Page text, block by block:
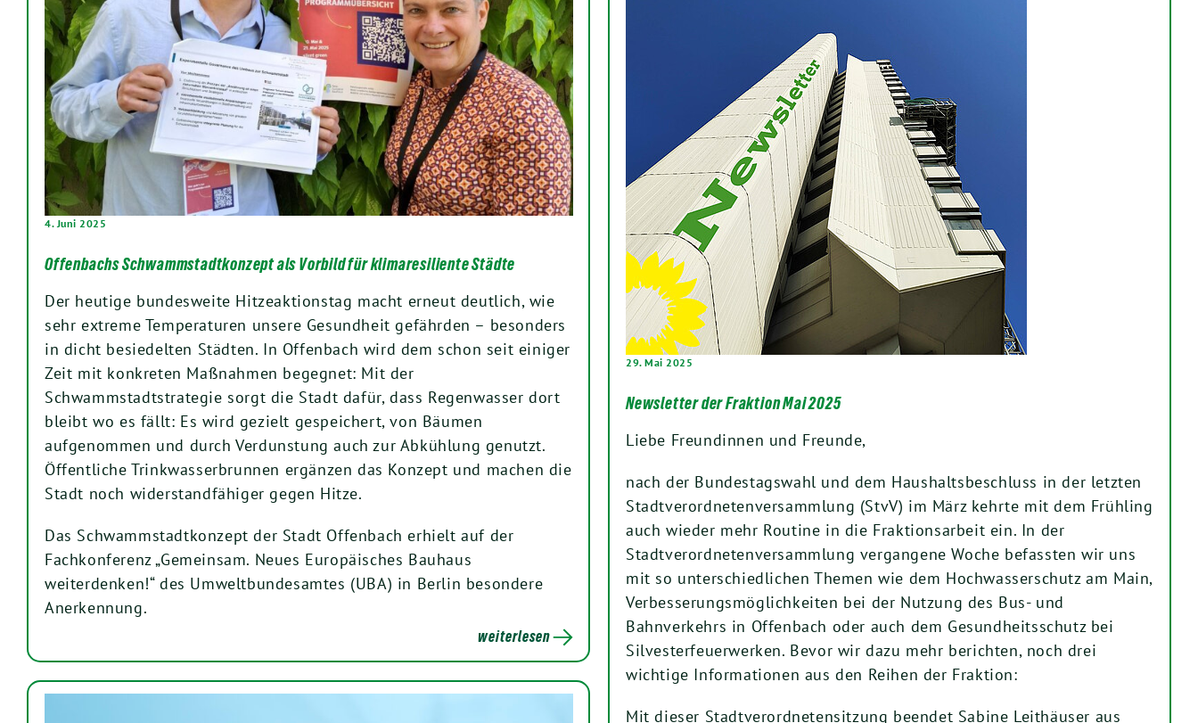
4. Juni 2025
Offenbachs Schwammstadtkonzept als Vorbild für klimaresiliente Städte
Der heutige bundesweite Hitzeaktionstag macht erneut deutlich, wie
sehr extreme Temperaturen unsere Gesundheit gefährden – besonders
in dicht besiedelten Städten. In Offenbach wird dem schon seit einiger
Zeit mit konkreten Maßnahmen begegnet: Mit der
Schwammstadtstrategie sorgt die Stadt dafür, dass Regenwasser dort
bleibt wo es fällt: Es wird gezielt gespeichert, von Bäumen
aufgenommen und durch Verdunstung auch zur Abkühlung genutzt.
Öffentliche Trinkwasserbrunnen ergänzen das Konzept und machen die
Stadt noch widerstandfähiger gegen Hitze.
Das Schwammstadtkonzept der Stadt Offenbach erhielt auf der
Fachkonferenz „Gemeinsam. Neues Europäisches Bauhaus
weiterdenken!“ des Umweltbundesamtes (UBA) in Berlin besondere
Anerkennung.
weiterlesen
29. Mai 2025
Newsletter der Fraktion Mai 2025
Liebe Freundinnen und Freunde,
nach der Bundestagswahl und dem Haushaltsbeschluss in der letzten
Stadtverordnetenversammlung (StvV) im März kehrte mit dem Frühling
auch wieder mehr Routine in die Fraktionsarbeit ein. In der
Stadtverordnetenversammlung vergangene Woche befassten wir uns
mit so unterschiedlichen Themen wie dem Hochwasserschutz am Main,
Verbesserungsmöglichkeiten bei der Nutzung des Bus- und
Bahnverkehrs in Offenbach oder auch dem Gesundheitsschutz bei
Silvesterfeuerwerken. Bevor wir dazu mehr berichten, noch drei
wichtige Informationen aus den Reihen der Fraktion:
Mit dieser Stadtverordnetensitzung beendet Sabine Leithäuser aus